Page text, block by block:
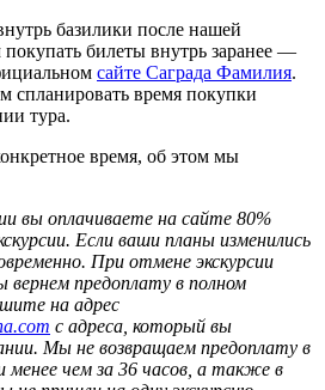
базилики после нашей
билеты внутрь заранее —
сайте Саграда Фамилия.
спланировать время покупки
тура.
время, об этом мы
вы оплачиваете на сайте 80%
Если ваши планы изменились
При отмене экскурсии
вернем предоплату в полном
на адрес
с адреса, который вы
Мы не возвращаем предоплату в
менее чем за 36 часов, а также в